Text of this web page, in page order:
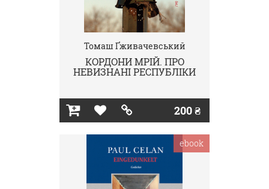
Томаш Ґживачевський
КОРДОНИ МРІЙ. ПРО
НЕВИЗНАНІ РЕСПУБЛІКИ
200 ₴
ebook